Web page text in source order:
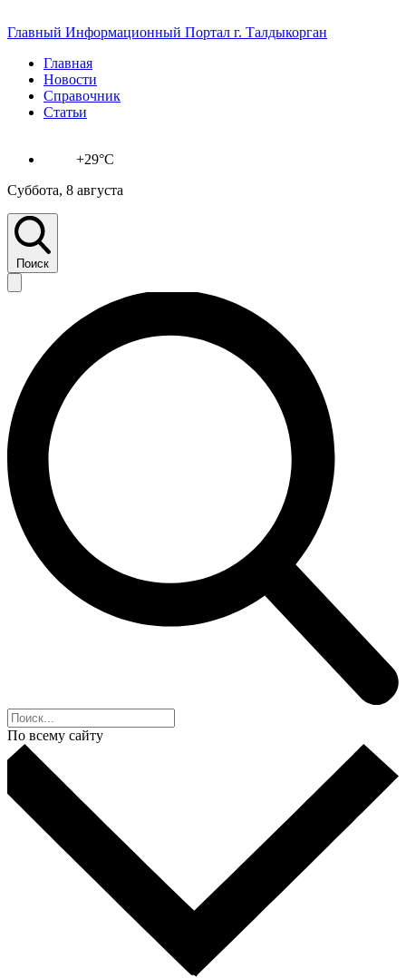
Главный Информационный Портал г. Талдыкорган
Главная
Новости
Справочник
Статьи
+29°C
Суббота, 8 августа
Поиск
По всему сайту